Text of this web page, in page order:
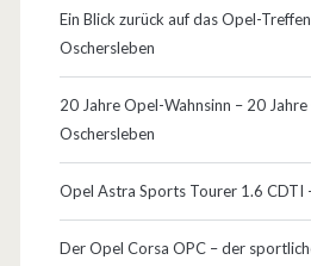
h
r
z
e
u
g
Ein Blick zurück auf das Opel-
Oschersleben
20 Jahre Opel-Wahnsinn – 20
Oschersleben
Opel Astra Sports Tourer 1.6 CDTI
Der Opel Corsa OPC – der